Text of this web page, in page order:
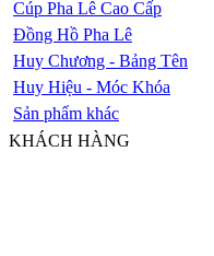
Cúp Pha Lê Cao Cấp
Đồng Hồ Pha Lê
Huy Chương - Bảng Tên
Huy Hiệu - Móc Khóa
Sản phẩm khác
KHÁCH HÀNG